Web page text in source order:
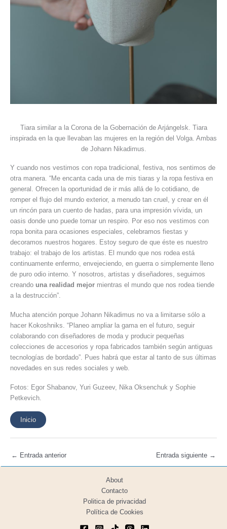
Tiara similar a la Corona de la Gobernación de Arjángelsk. Tiara
inspirada en la que llevaban las mujeres en la región del Volga. Ambas
de Johann Nikadimus.
Y cuando nos vestimos con ropa tradicional, festiva, nos sentimos de
otra manera. “Me encanta cada una de mis tiaras y la ropa festiva en
general. Ofrecen la oportunidad de ir más allá de lo cotidiano, de
romper el flujo del mundo exterior, a menudo tan cruel, y crear en él
un rincón para un cuento de hadas, para una impresión vívida, un
oasis donde uno puede tomar un respiro. Por eso nos vestimos con
ropa bonita para ocasiones especiales, celebramos fiestas y
decoramos nuestros hogares. Estoy seguro de que éste es nuestro
trabajo: el trabajo de los artistas. El mundo que nos rodea está
continuamente enfermo, envejeciendo, en guerra o simplemente lleno
de puro odio interno. Y nosotros, artistas y diseñadores, seguimos
creando una realidad mejor mientras el mundo que nos rodea tiende
a la destrucción”.
Mucha atención porque Johann Nikadimus no va a limitarse sólo a
hacer Kokoshniks. “Planeo ampliar la gama en el futuro, seguir
colaborando con diseñadores de moda y producir pequeñas
colecciones de accesorios y ropa fabricados también según antiguas
tecnologías de bordado”. Pues habrá que estar al tanto de sus últimas
novedades en sus redes sociales y web.
Fotos: Egor Shabanov, Yuri Guzeev, Nika Oksenchuk y Sophie
Petkevich.
Inicio
← Entrada anterior Entrada siguiente →
About
Contacto
Politica de privacidad
Política de Cookies